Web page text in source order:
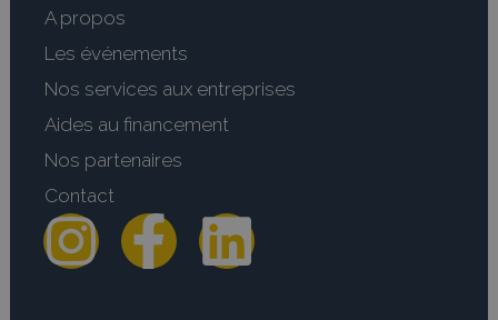
A propos
Les événements
Nos services aux entreprises
Aides au financement
Nos partenaires
Contact